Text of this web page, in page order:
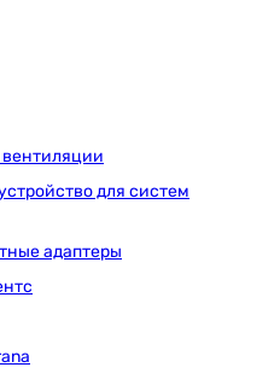
Домовент ДВ 175х175с
вентиляции
для систем
адаптеры